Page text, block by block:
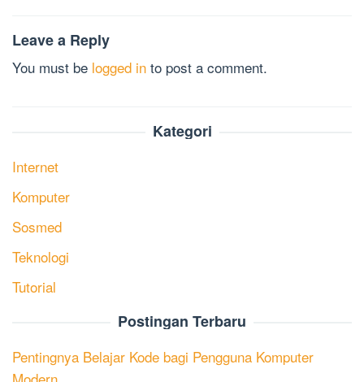
Leave a Reply
You must be logged in to post a comment.
Kategori
Internet
Komputer
Sosmed
Teknologi
Tutorial
Postingan Terbaru
Pentingnya Belajar Kode bagi Pengguna Komputer